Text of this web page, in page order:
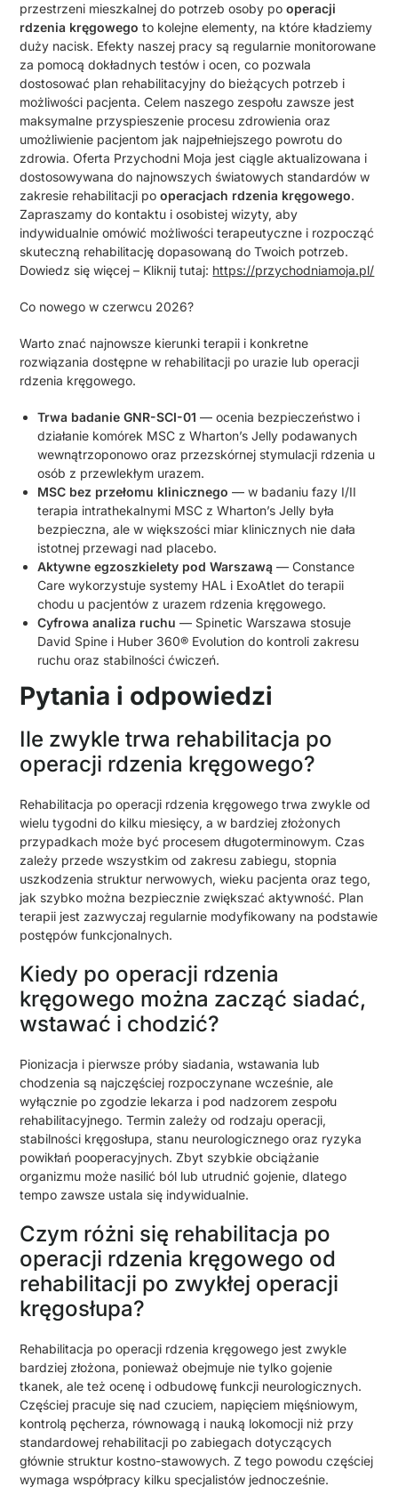
przestrzeni mieszkalnej do potrzeb osoby pooperacji
rdzenia kręgowego to kolejne elementy, na które kładziemy
duży nacisk. Efekty naszej pracy są regularnie monitorowane
za pomocą dokładnych testów i ocen, co pozwala
dostosować plan rehabilitacyjny do bieżących potrzeb i
możliwości pacjenta. Celem naszego zespołu zawsze jest
maksymalne przyspieszenie procesu zdrowienia oraz
umożliwienie pacjentom jak najpełniejszego powrotu do
zdrowia. Oferta Przychodni Moja jest ciągle aktualizowana i
dostosowywana do najnowszych światowych standardów w
zakresie rehabilitacji pooperacjach rdzenia kręgowego.
Zapraszamy do kontaktu i osobistej wizyty, aby
indywidualnie omówić możliwości terapeutyczne i rozpocząć
skuteczną rehabilitację dopasowaną do Twoich potrzeb.
Dowiedz się więcej – Kliknij tutaj: https://przychodniamoja.pl/
Co nowego w czerwcu 2026?
Warto znać najnowsze kierunki terapii i konkretne
rozwiązania dostępne w rehabilitacji po urazie lub operacji
rdzenia kręgowego.
Trwa badanie GNR-SCI-01 — ocenia bezpieczeństwo i
działanie komórek MSC z Wharton’s Jelly podawanych
wewnątrzoponowo oraz przezskórnej stymulacji rdzenia u
osób z przewlekłym urazem.
MSC bez przełomu klinicznego — w badaniu fazy I/II
terapia intrathekalnymi MSC z Wharton’s Jelly była
bezpieczna, ale w większości miar klinicznych nie dała
istotnej przewagi nad placebo.
Aktywne egzoszkielety pod Warszawą — Constance
Care wykorzystuje systemy HAL i ExoAtlet do terapii
chodu u pacjentów z urazem rdzenia kręgowego.
Cyfrowa analiza ruchu — Spinetic Warszawa stosuje
David Spine i Huber 360® Evolution do kontroli zakresu
ruchu oraz stabilności ćwiczeń.
Pytania i odpowiedzi
Ile zwykle trwa rehabilitacja po
operacji rdzenia kręgowego?
Rehabilitacja po operacji rdzenia kręgowego trwa zwykle od
wielu tygodni do kilku miesięcy, a w bardziej złożonych
przypadkach może być procesem długoterminowym. Czas
zależy przede wszystkim od zakresu zabiegu, stopnia
uszkodzenia struktur nerwowych, wieku pacjenta oraz tego,
jak szybko można bezpiecznie zwiększać aktywność. Plan
terapii jest zazwyczaj regularnie modyfikowany na podstawie
postępów funkcjonalnych.
Kiedy po operacji rdzenia
kręgowego można zacząć siadać,
wstawać i chodzić?
Pionizacja i pierwsze próby siadania, wstawania lub
chodzenia są najczęściej rozpoczynane wcześnie, ale
wyłącznie po zgodzie lekarza i pod nadzorem zespołu
rehabilitacyjnego. Termin zależy od rodzaju operacji,
stabilności kręgosłupa, stanu neurologicznego oraz ryzyka
powikłań pooperacyjnych. Zbyt szybkie obciążanie
organizmu może nasilić ból lub utrudnić gojenie, dlatego
tempo zawsze ustala się indywidualnie.
Czym różni się rehabilitacja po
operacji rdzenia kręgowego od
rehabilitacji po zwykłej operacji
kręgosłupa?
Rehabilitacja po operacji rdzenia kręgowego jest zwykle
bardziej złożona, ponieważ obejmuje nie tylko gojenie
tkanek, ale też ocenę i odbudowę funkcji neurologicznych.
Częściej pracuje się nad czuciem, napięciem mięśniowym,
kontrolą pęcherza, równowagą i nauką lokomocji niż przy
standardowej rehabilitacji po zabiegach dotyczących
głównie struktur kostno-stawowych. Z tego powodu częściej
wymaga współpracy kilku specjalistów jednocześnie.